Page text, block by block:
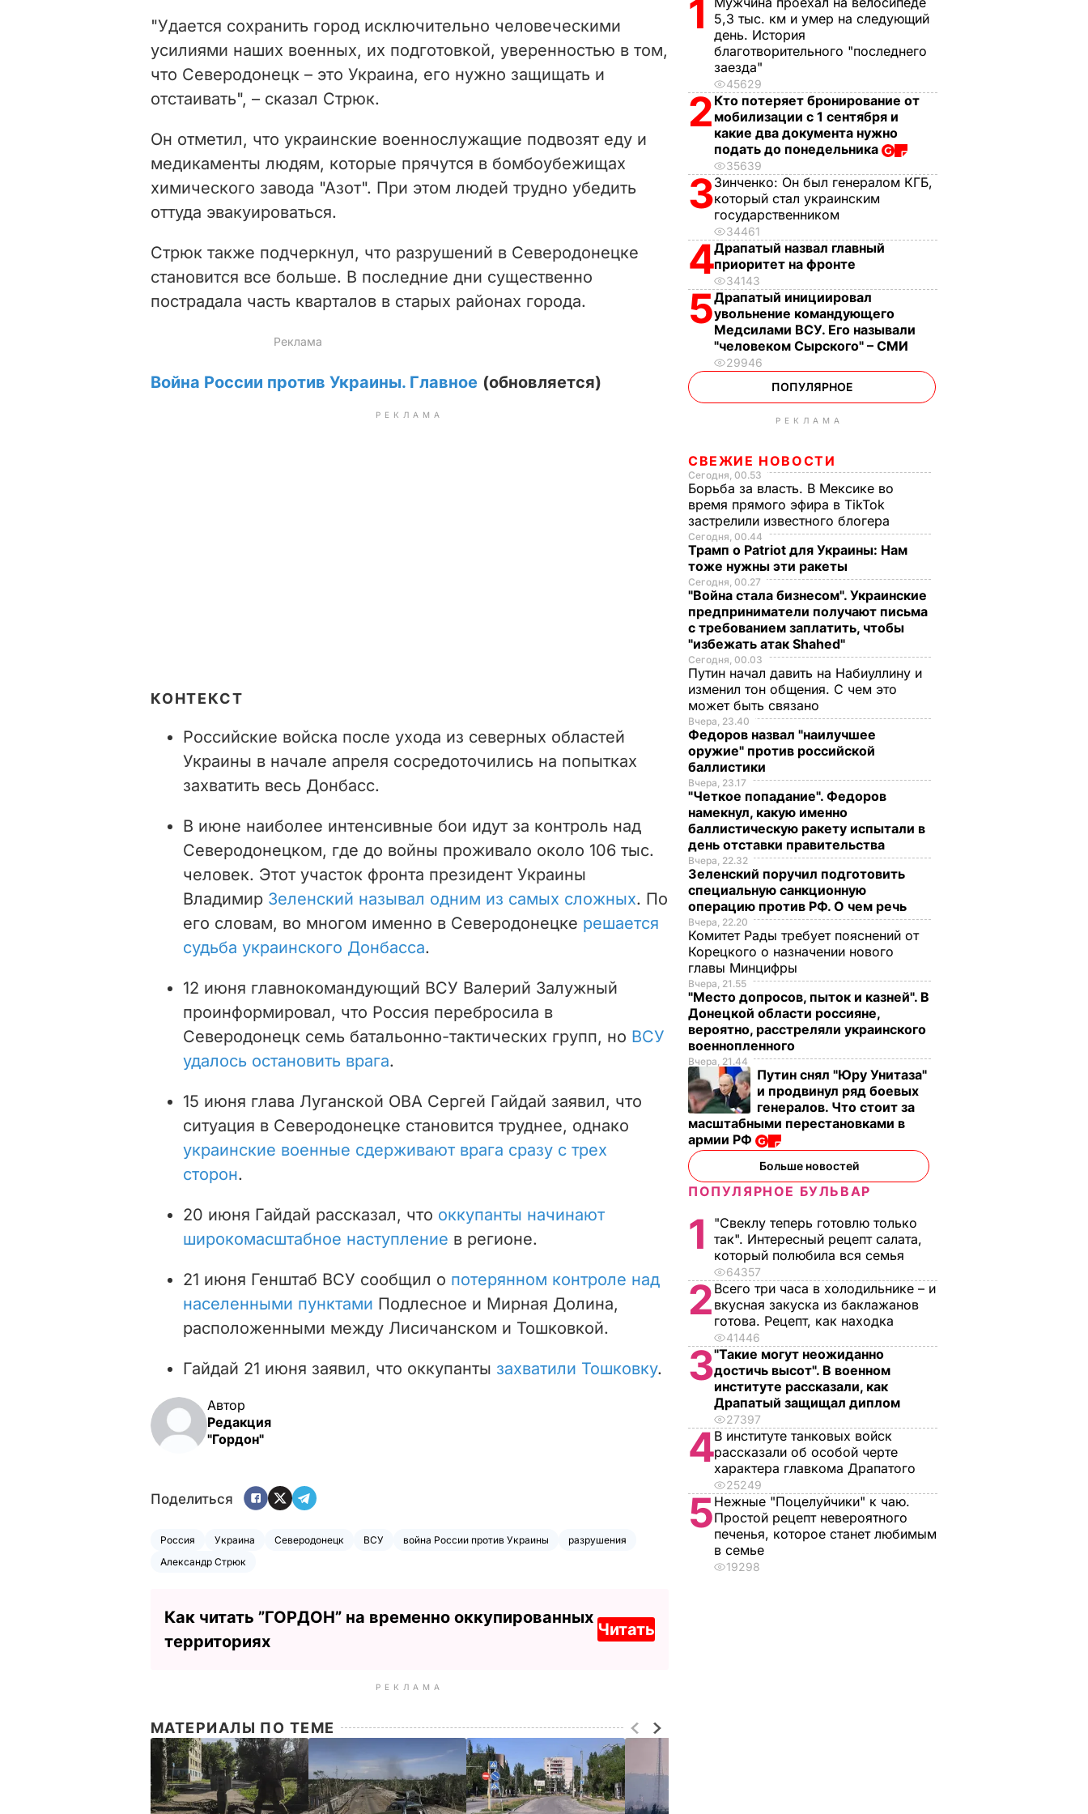
i
d
o
"Удается сохранить город исключительно человеческими
усилиями наших военных, их подготовкой, уверенностью в том,
что Северодонецк – это Украина, его нужно защищать и
отстаивать", – сказал Стрюк.
Он отметил, что украинские военнослужащие подвозят еду и
медикаменты людям, которые прячутся в бомбоубежищах
химического завода "Азот". При этом людей трудно убедить
оттуда эвакуироваться.
Стрюк также подчеркнул, что разрушений в Северодонецке
становится все больше. В последние дни существенно
пострадала часть кварталов в старых районах города.
Война России против Украины. Главное (обновляется)
РЕКЛАМА
КОНТЕКСТ
Российские войска после ухода из северных областей
Украины в начале апреля сосредоточились на попытках
захватить весь Донбасс.
В июне наиболее интенсивные бои идут за контроль над
Северодонецком, где до войны проживало около 106 тыс.
человек. Этот участок фронта президент Украины
Владимир Зеленский называл одним из самых сложных. По
его словам, во многом именно в Северодонецке решается
судьба украинского Донбасса.
12 июня главнокомандующий ВСУ Валерий Залужный
проинформировал, что Россия перебросила в
Северодонецк семь батальонно-тактических групп, но ВСУ
удалось остановить врага.
15 июня глава Луганской ОВА Сергей Гайдай заявил, что
ситуация в Северодонецке становится труднее, однако
украинские военные сдерживают врага сразу с трех
сторон.
20 июня Гайдай рассказал, что оккупанты начинают
широкомасштабное наступление в регионе.
21 июня Генштаб ВСУ сообщил о потерянном контроле над
населенными пунктами Подлесное и Мирная Долина,
расположенными между Лисичанском и Тошковкой.
Гайдай 21 июня заявил, что оккупанты захватили Тошковку.
Автор
Редакция
"Гордон"
Поделиться
Россия Украина Северодонецк ВСУ война России против Украины
разрушения
Александр Стрюк
Как читать ”ГОРДОН” на временно оккупированных
территориях
Читать
РЕКЛАМА
МАТЕРИАЛЫ ПО ТЕМЕ
1
5,3 тыс. км и умер на следующий
день. История
благотворительного "последнего
заезда"
45629
2 Кто потеряет бронирование от
мобилизации с 1 сентября и
какие два документа нужно
подать до понедельника
35639
3Зинченко: Он был генералом КГБ,
который стал украинским
государственником
34461
4Драпатый назвал главный
приоритет на фронте
34143
5Драпатый инициировал
увольнение командующего
Медсилами ВСУ. Его называли
"человеком Сырского" – СМИ
29946
ПОПУЛЯРНОЕ
РЕКЛАМА
СВЕЖИЕ НОВОСТИ
Сегодня, 00.53
Борьба за власть. В Мексике во
время прямого эфира в TikTok
застрелили известного блогера
Сегодня, 00.44
Трамп о Patriot для Украины: Нам
тоже нужны эти ракеты
Сегодня, 00.27
"Война стала бизнесом". Украинские
предприниматели получают письма
с требованием заплатить, чтобы
"избежать атак Shahed"
Сегодня, 00.03
Путин начал давить на Набиуллину и
изменил тон общения. С чем это
может быть связано
Вчера, 23.40
Федоров назвал "наилучшее
оружие" против российской
баллистики
Вчера, 23.17
"Четкое попадание". Федоров
намекнул, какую именно
баллистическую ракету испытали в
день отставки правительства
Вчера, 22.32
Зеленский поручил подготовить
специальную санкционную
операцию против РФ. О чем речь
Вчера, 22.20
Комитет Рады требует пояснений от
Корецкого о назначении нового
главы Минцифры
Вчера, 21.55
"Место допросов, пыток и казней". В
Донецкой области россияне,
вероятно, расстреляли украинского
военнопленного
Вчера, 21.44
Путин снял "Юру Унитаза"
и продвинул ряд боевых
генералов. Что стоит за
масштабными перестановками в
армии РФ
Больше новостей
ПОПУЛЯРНОЕ БУЛЬВАР
1
"Свеклу теперь готовлю только
так". Интересный рецепт салата,
который полюбила вся семья
64357
2 Всего три часа в холодильнике – и
вкусная закуска из баклажанов
готова. Рецепт, как находка
41446
3"Такие могут неожиданно
достичь высот". В военном
институте рассказали, как
Драпатый защищал диплом
27397
4В институте танковых войск
рассказали об особой черте
характера главкома Драпатого
25249
5Нежные "Поцелуйчики" к чаю.
Простой рецепт невероятного
печенья, которое станет любимым
в семье
19298